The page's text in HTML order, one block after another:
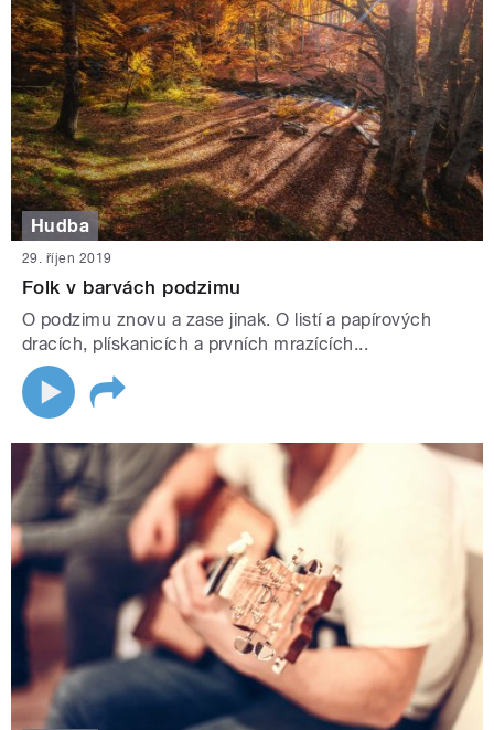
Hudba
29. říjen 2019
Folk v barvách podzimu
O podzimu znovu a zase jinak. O listí a papírových
dracích, plískanicích a prvních mrazících...